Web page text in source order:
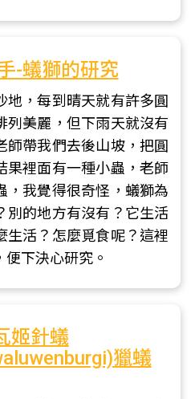
-蟻獅的研究
地，每到晴天就有許多圓
列美麗，但下雨天就沒有
師帶我們去後山坡，把圓
果裡面有一種小蟲，老師
，我覺得很奇怪，蟻獅為
別的地方有沒有？它生活
生活？怎麼覓食呢？這裡
下決心研究。
姬針蟻
獵蟻